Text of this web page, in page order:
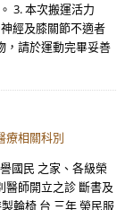
3. 本次搬運活力
經及膝關節不適者
，請於運動完畢妥善
療相關科別
國民 之家、各級榮
醫師開立之診 斷書及
輪椅 台 三年 榮民服